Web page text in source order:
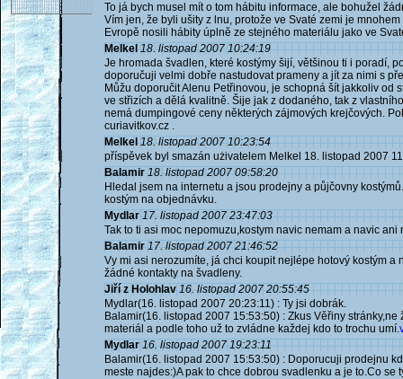
To já bych musel mít o tom hábitu informace, ale bohužel
Vím jen, že byli ušity z lnu, protože ve Svaté zemi je
Evropě nosili hábity úplně ze stejného materiálu jako ve
Melkel 18. listopad 2007 10:24:19
Je hromada švadlen, které kostýmy šijí, většinou ti i poradí,
doporučuji velmi dobře nastudovat prameny a jít za nimi s
Můžu doporučit Alenu Petřinovou, je schopná šít jakkoliv od
ve střizích a dělá kvalitně. Šije jak z dodaného, tak z
nemá dumpingové ceny některých zájmových krejčových.
curiavitkov.cz .
Melkel 18. listopad 2007 10:23:54
příspěvek byl smazán użivatelem Melkel 18. listopad 2007
Balamir 18. listopad 2007 09:58:20
Hledal jsem na internetu a jsou prodejny a půjčovny
kostým na objednávku.
Mydlar 17. listopad 2007 23:47:03
Tak to ti asi moc nepomuzu,kostym navic nemam a navic
Balamir 17. listopad 2007 21:46:52
Vy mi asi nerozumíte, já chci koupit nejlépe hotový kostým a
žádné kontakty na švadleny.
Jiří z Holohlav 16. listopad 2007 20:55:45
Mydlar(16. listopad 2007 20:23:11) : Ty jsi dobrák.
Balamir(16. listopad 2007 15:53:50) : Zkus Věřiny
materiál a podle toho už to zvládne každej kdo to trochu umí.
Mydlar 16. listopad 2007 19:23:11
Balamir(16. listopad 2007 15:53:50) : Doporucuji prodejnu
meste najdes:)A pak to chce dobrou svadlenku a je to.Co se